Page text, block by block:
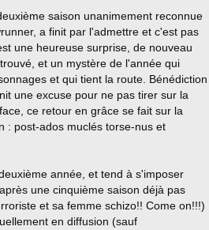
saison unanimement reconnue
a finit par l'admettre et c'est pas
une heureuse surprise, de nouveau
et un mystère de l'année qui
et qui tient la route. Bénédiction
une excuse pour ne pas tirer sur la
ce retour en grâce se fait sur la
: post-ados muclés torse-nus et
année, et tend à s'imposer
après une cinquième saison déjà pas
et sa femme schizo!! Come on!!!)
en diffusion (sauf